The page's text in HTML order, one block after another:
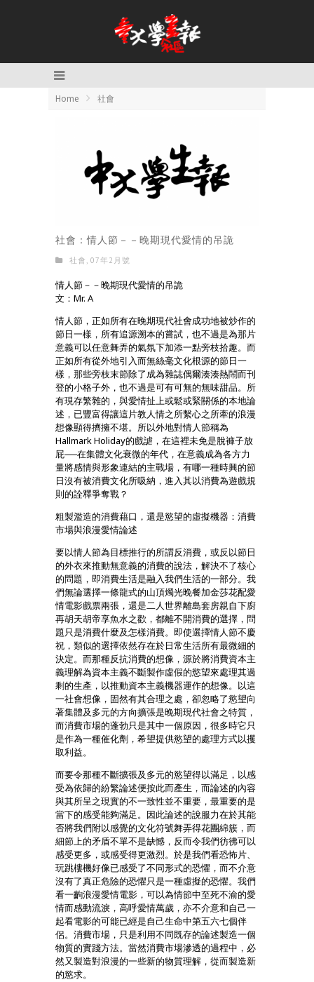
Home 社會
社會：情人節－－晚期現代愛情的吊詭
社會 , 07年2月號
情人節－－晚期現代愛情的吊詭
文：Mr. A
情人節，正如所有在晚期現代社會成功地被炒作的
節日一樣，所有追源溯本的嘗試，也不過是為那片
意義可以任意舞弄的氣氛下加添一點旁枝拾趣。而
正如所有從外地引入而無絲毫文化根源的節日一
樣，那些旁枝末節除了成為雜誌偶爾湊湊熱鬧而刊
登的小格子外，也不過是可有可無的無味甜品。所
有現存繁雜的，與愛情扯上或鬆或緊關係的本地論
述，已豐富得讓這片教人情之所繫心之所牽的浪漫
想像顯得擠擁不堪。所以外地對情人節稱為
Hallmark Holiday的戲謔，在這裡未免是脫褲子放
屁──在集體文化衰微的年代，在意義成為各方力
量將感情與形象連結的主戰場，有哪一種時興的節
日沒有被消費文化所吸納，進入其以消費為遊戲規
則的詮釋爭奪戰？
粗製濫造的消費藉口，還是慾望的虛擬機器：消費
市場與浪漫愛情論述
要以情人節為目標推行的所謂反消費，或反以節日
的外衣來推動無意義的消費的說法，解決不了核心
的問題，即消費生活是融入我們生活的一部分。我
們無論選擇一條龍式的山頂燭光晚餐加金莎花配愛
情電影戲票兩張，還是二人世界離島套房親自下廚
再胡天胡帝享魚水之歡，都離不開消費的選擇，問
題只是消費什麼及怎樣消費。即使選擇情人節不慶
祝，類似的選擇依然存在於日常生活所有最微細的
決定。而那種反抗消費的想像，源於將消費資本主
義理解為資本主義不斷製作虛假的慾望來處理其過
剩的生產，以推動資本主義機器運作的想像。以這
一社會想像，固然有其合理之處，卻忽略了慾望向
著集體及多元的方向擴張是晚期現代社會之特質，
而消費市場的蓬勃只是其中一個原因，很多時它只
是作為一種催化劑，希望提供慾望的處理方式以攫
取利益。
而要令那種不斷擴張及多元的慾望得以滿足，以感
受為依歸的紛繁論述便按此而產生，而論述的內容
與其所呈之現實的不一致性並不重要，最重要的是
當下的感受能夠滿足。因此論述的說服力在於其能
否將我們附以感覺的文化符號舞弄得花團綿簇，而
細節上的矛盾不單不是缺憾，反而令我們彷彿可以
感受更多，或感受得更激烈。於是我們看恐怖片、
玩跳樓機好像已感受了不同形式的恐懼，而不介意
沒有了真正危險的恐懼只是一種虛擬的恐懼。我們
看一齣浪漫愛情電影，可以為情節中至死不渝的愛
情而感動流淚，高呼愛情萬歲，亦不介意和自己一
起看電影的可能已經是自己生命中第五六七個伴
侶。消費市場，只是利用不同既存的論述製造一個
物質的實踐方法。當然消費市場滲透的過程中，必
然又製造對浪漫的一些新的物質理解，從而製造新
的慾求。